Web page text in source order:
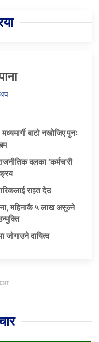
बाटो नखोजिए पुनः
दलका ‘कर्मचारी
राहत देउ
महिनाकै ५ लाख असुल्ने
जोगाउने दायित्व